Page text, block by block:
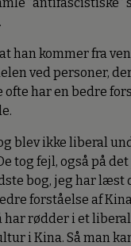
han kommer fra
ved personer,
har en bedre
blev ikke liberal
tog fejl, også på
bog, jeg har læst
forståelse af
har rødder i et
i Kina. Så man